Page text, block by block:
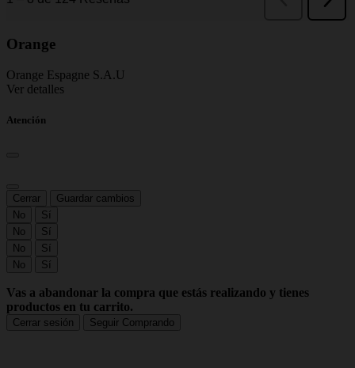
Orange
Orange Espagne S.A.U
Ver detalles
Atención
Cerrar
Guardar cambios
No
Sí
No
Sí
No
Sí
No
Sí
Vas a abandonar la compra que estás realizando y tienes
productos en tu carrito.
Cerrar sesión Seguir Comprando